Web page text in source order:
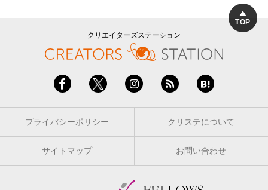
TOP
クリエイターズステーション
プライバシーポリシー クリステについて
サイトマップ お問い合わせ